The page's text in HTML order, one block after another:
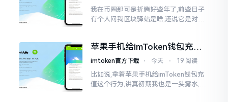
我在币圈那可是折腾好些年了,前些日子
有个人问我区块驿站是啥,还说它是对标
找了些资料
苹果手机给imToken钱包充
值，这几步别搞错
imtoken官方下载 ⋅ 今天 ⋅ 19 阅读
比如说,拿着苹果手机给imToken钱包充
值这个行为,讲真初期我也是一头雾水,搞